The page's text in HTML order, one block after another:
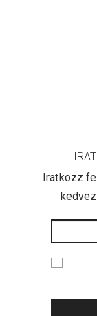
Iratkozz